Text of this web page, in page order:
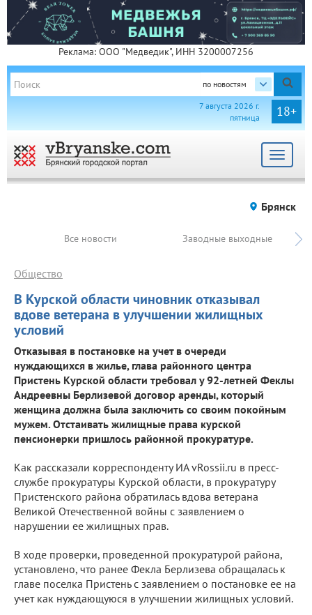
Реклама: ООО "Медведик", ИНН 3200007256
по новостям
18+
7 августа 2026 г.
пятница
Toggle
Брянск
Все новости Заводные выходные
В Курской области чиновник отказывал
вдове ветерана в улучшении жилищных
условий
Общество
Отказывая в постановке на учет в очереди
нуждающихся в жилье, глава районного центра
Пристень Курской области требовал у 92-летней Феклы
Андреевны Берлизевой договор аренды, который
женщина должна была заключить со своим покойным
мужем. Отстаивать жилищные права курской
пенсионерки пришлось районной прокуратуре.
Как рассказали корреспонденту ИА vRossii.ru в пресс-
службе прокуратуры Курской области, в прокуратуру
Пристенского района обратилась вдова ветерана
Великой Отечественной войны с заявлением о
нарушении ее жилищных прав.
В ходе проверки, проведенной прокуратурой района,
установлено, что ранее Фекла Берлизева обращалась к
главе поселка Пристень с заявлением о постановке ее на
учет как нуждающуюся в улучшении жилищных условий.